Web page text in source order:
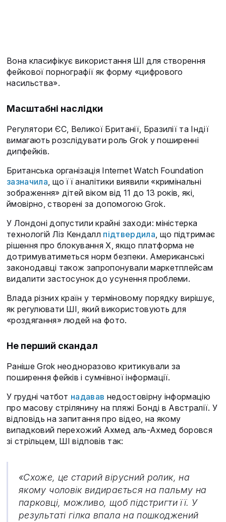
Вона класифікує використання ШІ для створення
фейкової порнографії як форму «цифрового
насильства».
Масштабні наслідки
Регулятори ЄС, Великої Британії, Бразилії та Індії
вимагають розслідувати роль Grok у поширенні
дипфейків.
Британська організація Internet Watch Foundation
зазначила, що її аналітики виявили «кримінальні
зображення» дітей віком від 11 до 13 років, які,
ймовірно, створені за допомогою Grok.
У Лондоні допустили крайні заходи: міністерка
технологій Ліз Кендалл підтвердила, що підтримає
рішення про блокування X, якщо платформа не
дотримуватиметься норм безпеки. Американські
законодавці також запропонували маркетплейсам
видалити застосунок до усунення проблеми.
Влада різних країн у терміновому порядку вирішує,
як регулювати ШІ, який використовують для
«роздягання» людей на фото.
Не перший скандал
Раніше Grok неодноразово критикували за
поширення фейків і сумнівної інформації.
У грудні чатбот надавав недостовірну інформацію
про масову стрілянину на пляжі Бонді в Австралії. У
відповідь на запитання про відео, на якому
випадковий перехожий Ахмед аль-Ахмед боровся
зі стрільцем, ШІ відповів так:
«Схоже, це старий вірусний ролик, на
якому чоловік видирається на пальму на
парковці, можливо, щоб підстригти її. У
результаті гілка впала на пошкоджений